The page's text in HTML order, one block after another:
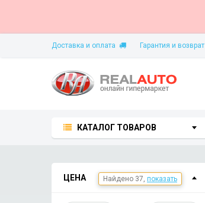
Доставка и оплата Гарантия и возврат
КАТАЛОГ ТОВАРОВ
ЦЕНА